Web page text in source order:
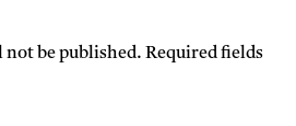
not be published. Required fields